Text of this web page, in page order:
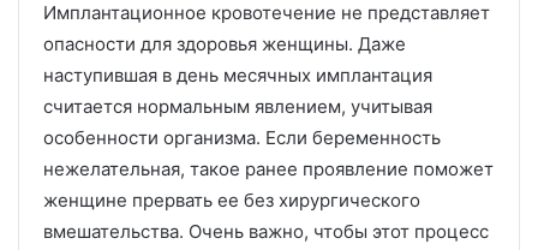
Имплантационное кровотечение не представляет
опасности для здоровья женщины. Даже
наступившая в день месячных имплантация
считается нормальным явлением, учитывая
особенности организма. Если беременность
нежелательная, такое ранее проявление поможет
женщине прервать ее без хирургического
вмешательства. Очень важно, чтобы этот процесс